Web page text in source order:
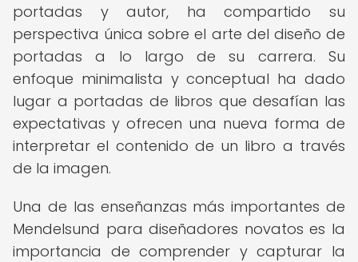
portadas y autor, ha compartido su
perspectiva única sobre el arte del diseño de
portadas a lo largo de su carrera. Su
enfoque minimalista y conceptual ha dado
lugar a portadas de libros que desafían las
expectativas y ofrecen una nueva forma de
interpretar el contenido de un libro a través
de la imagen.
Una de las enseñanzas más importantes de
Mendelsund para diseñadores novatos es la
importancia de comprender y capturar la